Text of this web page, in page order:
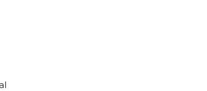
Look gefragt sind.